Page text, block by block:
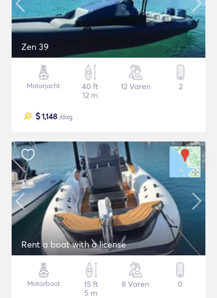
Zen 39
Motorjacht
40 ft
12 m
12 Varen 2
$1,148 /dag
Rent a boat with a license
Motorboot
15 ft
5 m
8 Varen 0